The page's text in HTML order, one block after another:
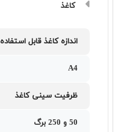
کاغذ
اندازه کاغذ قابل استفاده
A4
ظرفیت سینی کاغذ
50 و 250 برگ